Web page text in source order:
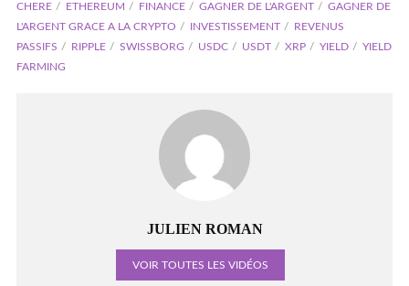
CHERE
ETHEREUM FINANCE GAGNER DE L'ARGENT
GAGNER DE
L'ARGENT GRACE A LA CRYPTO
INVESTISSEMENT
REVENUS
PASSIFS
RIPPLE SWISSBORG USDC USDT XRP YIELD
YIELD
FARMING
JULIEN ROMAN
VOIR TOUTES LES VIDÉOS